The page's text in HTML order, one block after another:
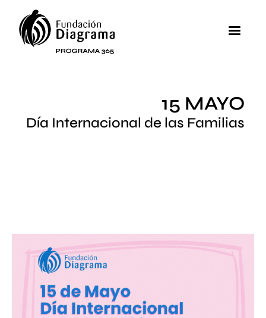
Pasar al contenido principal
15 MAYO
Día Internacional de las Familias